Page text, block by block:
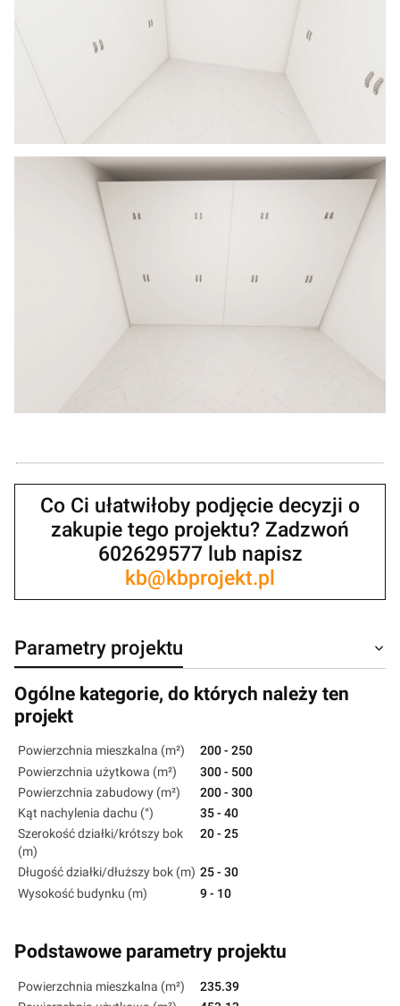
Co Ci ułatwiłoby podjęcie decyzji o
zakupie tego projektu? Zadzwoń
602629577 lub napisz
kb@kbprojekt.pl
Parametry projektu
Ogólne kategorie, do których należy ten
projekt
Powierzchnia mieszkalna (m²)
200 - 250
Powierzchnia użytkowa (m²)
300 - 500
Powierzchnia zabudowy (m²)
200 - 300
Kąt nachylenia dachu (°)
35 - 40
Szerokość działki/krótszy bok
(m)
20 - 25
Długość działki/dłuższy bok (m) 25 - 30
Wysokość budynku (m)
9 - 10
Podstawowe parametry projektu
Powierzchnia mieszkalna (m²)
235.39